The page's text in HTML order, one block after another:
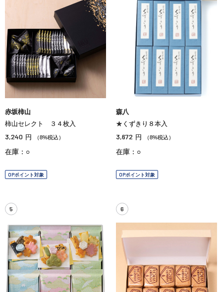
赤坂柿山
柿山セレクト ３４枚入
3,240 円 （8%税込）
在庫：○
OPポイント対象
森八
★くずきり８本入
3,672 円 （8%税込）
在庫：○
OPポイント対象
5 6